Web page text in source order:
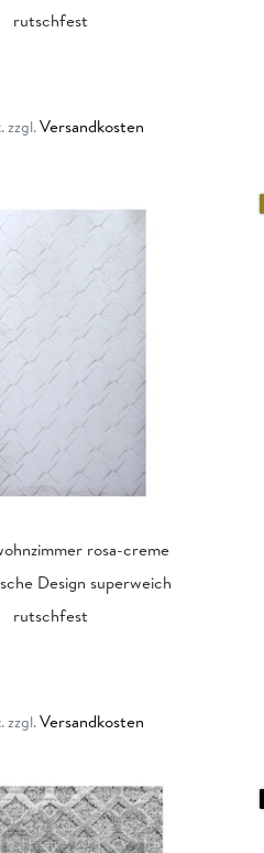
rutschfest
zzgl.Versandkosten
rosa-creme
Design superweich
rutschfest
zzgl.Versandkosten